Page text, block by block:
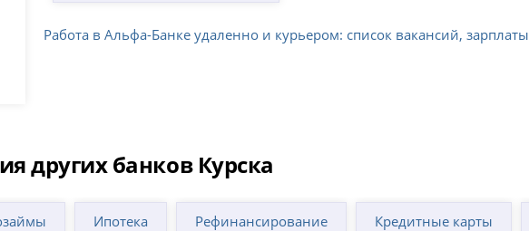
Работа в Альфа-Банке удаленно и курьером: список вакансий, зарплаты
других банков Курска
Ипотека Рефинансирование Кредитные карты